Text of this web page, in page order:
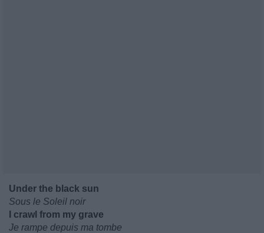
Under the black sun
Sous le Soleil noir
I crawl from my grave
Je rampe depuis ma tombe